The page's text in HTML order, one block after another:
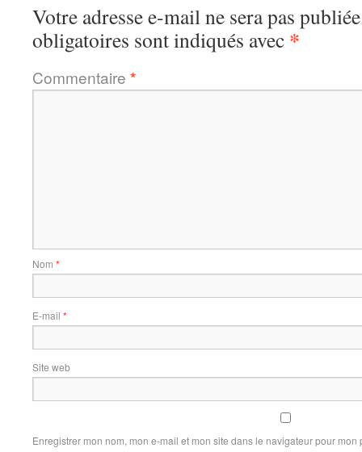
Votre adresse e-mail ne sera pas
obligatoires sont indiqués avec *
Commentaire *
Nom *
E-mail *
Site web
Enregistrer mon nom, mon e-mail et mon site dans le navigateur pour